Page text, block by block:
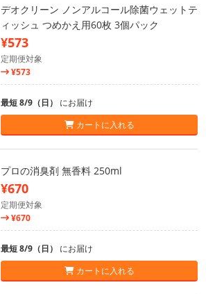
デオクリーン ノンアルコール除菌ウェットテ
ィッシュ つめかえ用60枚 3個パック
¥573
定期便対象
¥573
最短 8/9（日） にお届け
カートに入れる
プロの消臭剤 無香料 250ml
¥670
定期便対象
¥670
最短 8/9（日） にお届け
カートに入れる